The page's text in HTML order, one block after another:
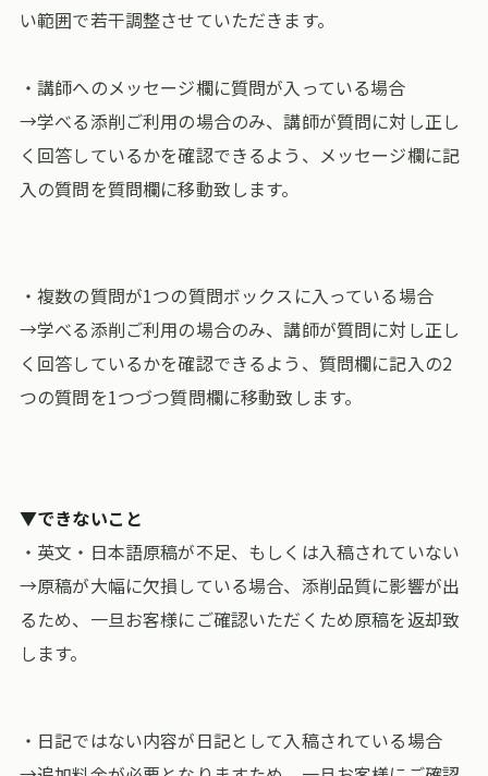
い範囲で若干調整させていただきます。
・講師へのメッセージ欄に質問が入っている場合
→学べる添削ご利用の場合のみ、講師が質問に対し正し
く回答しているかを確認できるよう、メッセージ欄に記
入の質問を質問欄に移動致します。
・複数の質問が1つの質問ボックスに入っている場合
→学べる添削ご利用の場合のみ、講師が質問に対し正し
く回答しているかを確認できるよう、質問欄に記入の2
つの質問を1つづつ質問欄に移動致します。
▼できないこと
・英文・日本語原稿が不足、もしくは入稿されていない
→原稿が大幅に欠損している場合、添削品質に影響が出
るため、一旦お客様にご確認いただくため原稿を返却致
します。
・日記ではない内容が日記として入稿されている場合